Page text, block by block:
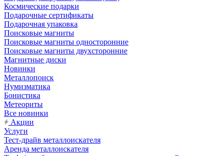
Космические подарки
Подарочные сертификаты
Подарочная упаковка
Поисковые магниты
Поисковые магниты односторонние
Поисковые магниты двухсторонние
Магнитные диски
Новинки
Металлопоиск
Нумизматика
Бонистика
Метеориты
Все новинки
Акции
Услуги
Тест-драйв металлоискателя
Аренда металлоискателя